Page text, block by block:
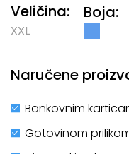
Veličina:
XXL
Boja:
Naručene
Bankovnim
Gotovinom